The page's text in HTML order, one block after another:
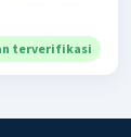
terverifikasi